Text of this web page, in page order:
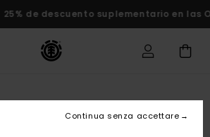
25% de descuento suplementario en
Continua senza accettare